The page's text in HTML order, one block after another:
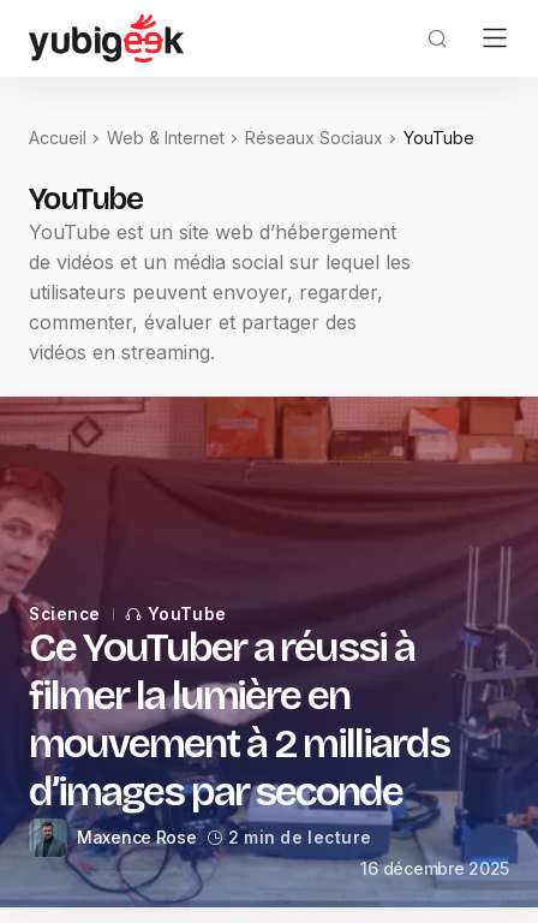
Accueil Web & Internet Réseaux Sociaux YouTube
YouTube
YouTube est un site web d’hébergement
de vidéos et un média social sur lequel les
utilisateurs peuvent envoyer, regarder,
commenter, évaluer et partager des
vidéos en streaming.
Science YouTube
Ce YouTuber a réussi à
filmer la lumière en
mouvement à 2 milliards
d’images par seconde
Maxence Rose 2 min de lecture
16 décembre 2025